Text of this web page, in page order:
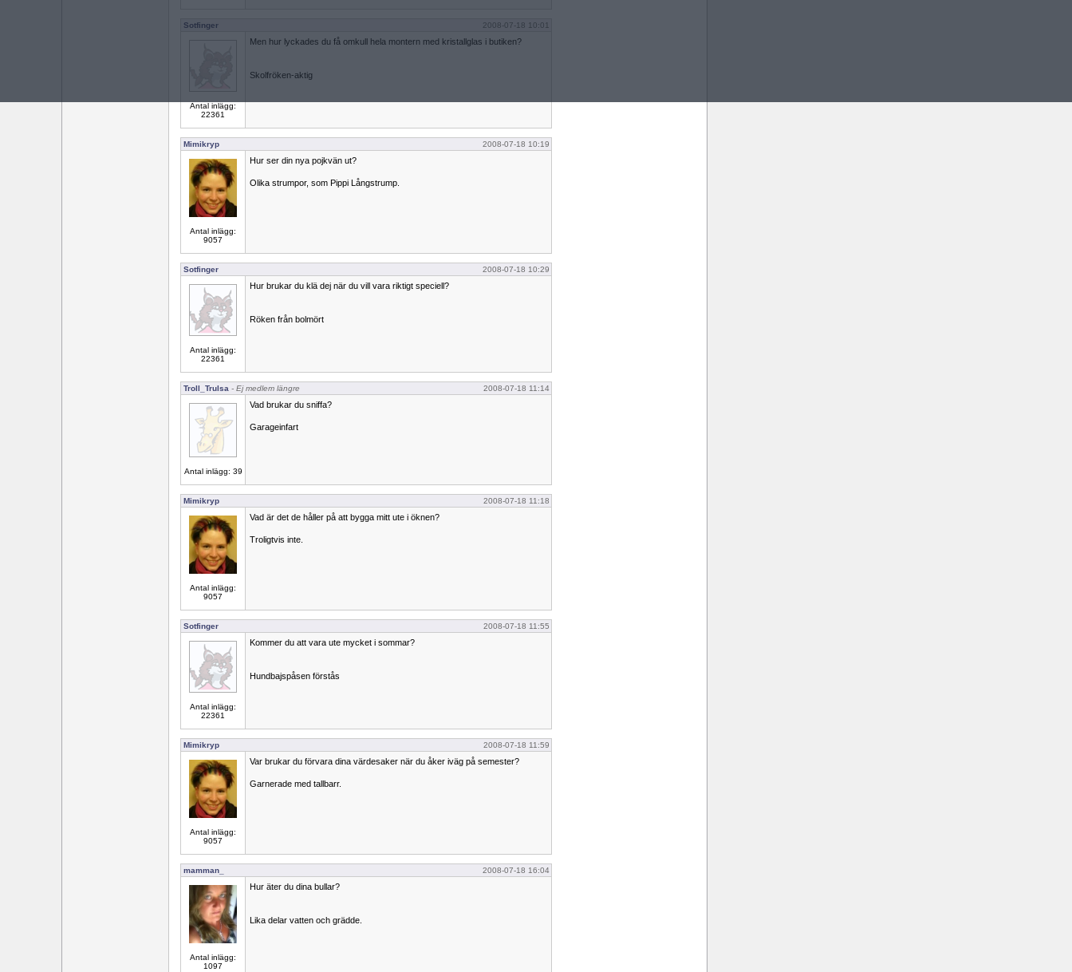
Sotfinger 2008-07-18 10:01
Antal inlägg:
22361
Men hur lyckades du få omkull hela montern med kristallglas i butiken?
Skolfröken-aktig
Mimikryp 2008-07-18 10:19
Antal inlägg:
9057
Hur ser din nya pojkvän ut?
Olika strumpor, som Pippi Långstrump.
Sotfinger 2008-07-18 10:29
Antal inlägg:
22361
Hur brukar du klä dej när du vill vara riktigt speciell?
Röken från bolmört
Troll_Trulsa - Ej medlem längre 2008-07-18 11:14
Antal inlägg: 39
Vad brukar du sniffa?
Garageinfart
Mimikryp 2008-07-18 11:18
Antal inlägg:
9057
Vad är det de håller på att bygga mitt ute i öknen?
Troligtvis inte.
Sotfinger 2008-07-18 11:55
Antal inlägg:
22361
Kommer du att vara ute mycket i sommar?
Hundbajspåsen förstås
Mimikryp 2008-07-18 11:59
Antal inlägg:
9057
Var brukar du förvara dina värdesaker när du åker iväg på semester?
Garnerade med tallbarr.
mamman_ 2008-07-18 16:04
Antal inlägg:
1097
Hur äter du dina bullar?
Lika delar vatten och grädde.